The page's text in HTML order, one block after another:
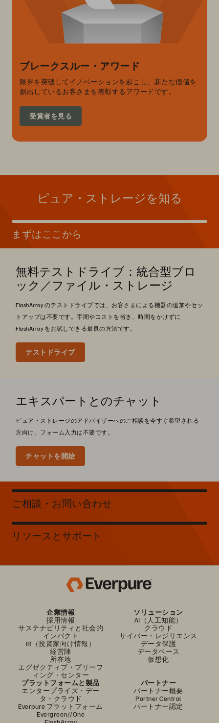
ブレークスルー・アワード
限界を突破してイノベーションを起こし、新たな価値を
創出しているお客さまを表彰するアワードです。
受賞者を見る
ピュア・ストレージを知る
まずはここから
無料テストドライブ：統合型ブロ
ック／ファイル・ストレージ
FlashArray のテストドライブでは、お客さまによる機器の追加やセッ
トアップは不要です。手間やコストを省き、時間をかけずに
FlashArray をお試しできる最良の方法です。
テストドライブ
エキスパートとのチャット
ピュア・ストレージのアドバイザーへのご相談を今すぐ希望される
方向け。フォーム入力は不要です。
チャットを開始
ご相談・お問い合わせ
リソースとサポート
企業情報
採用情報
サステナビリティと社会的
インパクト
IR（投資家向け情報）
経営陣
所在地
エグゼクティブ・ブリーフ
ィング・センター
ソリューション
AI（人工知能）
クラウド
サイバー・レジリエンス
データ保護
データベース
仮想化
プラットフォームと製品
エンタープライズ・デー
タ・クラウド
Everpure プラットフォーム
Evergreen//One
パートナー
パートナー概要
Partner Central
パートナー認定